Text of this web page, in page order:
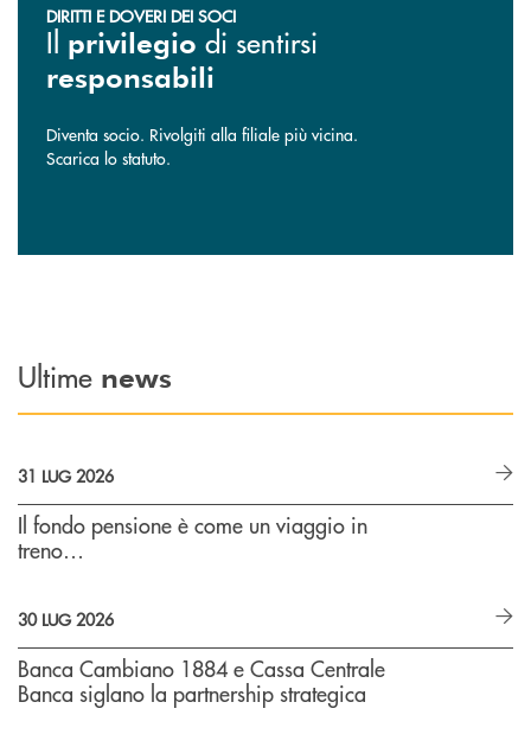
DIRITTI E DOVERI DEI SOCI
Il privilegio di sentirsi
responsabili
Diventa socio. Rivolgiti alla filiale più vicina.
Scarica lo statuto.
Ultime news
31 LUG 2026
Il fondo pensione è come un viaggio in
treno…
30 LUG 2026
Banca Cambiano 1884 e Cassa Centrale
Banca siglano la partnership strategica